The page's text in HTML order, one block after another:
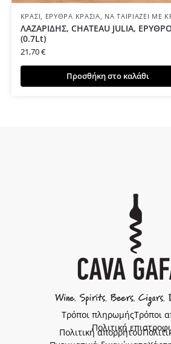
ΚΡΑΣΊ, ΕΡΥΘΡΆ ΚΡΑΣΙΆ, ΝΑ ΤΑΙΡΙΆΖΕΙ ΜΕ
ΛΑΖΑΡΙΔΗΣ, CHATEAU JULIA,
(0.7Lt)
21,70€
Προσθήκη στο καλάθι
Τρόποι πληρωμήςΤρόποι
Πολιτική
Πολιτική απορρήτου